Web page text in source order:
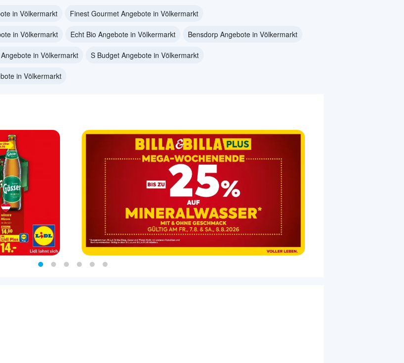
in Völkermarkt Finest Gourmet Angebote in Völkermarkt
in Völkermarkt Echt Bio Angebote in Völkermarkt Bensdorp Angebote in Völkermarkt
in Völkermarkt S Budget Angebote in Völkermarkt
in Völkermarkt